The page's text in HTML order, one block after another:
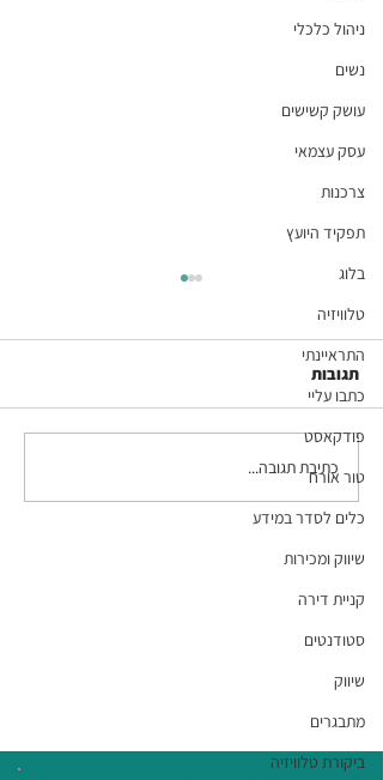
ניהול כלכלי
נשים
עושק קשישים
עסק עצמאי
צרכנות
תפקיד היועץ
בלוג
טלוויזיה
התראיינתי
כתבו עליי
פודקאסט
טור אורח
כלים לסדר במידע
שיווק ומכירות
קניית דירה
סטודנטים
שיווק
מתבגרים
ביקורת טלוויזיה
המתקצבת: "שעות מחשב" -
משימות הסדר שאי-אפשר
לעשות מהטלפון
תגובות
כתיבת תגובה...